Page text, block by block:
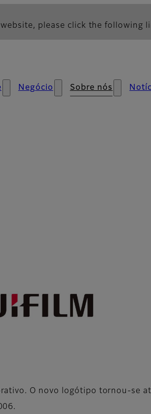
please click the following
Negócio Sobre nós
O novo logótipo tornou-se